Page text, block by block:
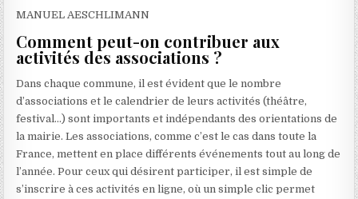
MANUEL AESCHLIMANN
Comment peut-on contribuer aux
activités des associations ?
Dans chaque commune, il est évident que le nombre
d’associations et le calendrier de leurs activités (théâtre,
festival…) sont importants et indépendants des orientations de
la mairie. Les associations, comme c’est le cas dans toute la
France, mettent en place différents événements tout au long de
l’année. Pour ceux qui désirent participer, il est simple de
s’inscrire à ces activités en ligne, où un simple clic permet